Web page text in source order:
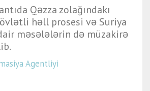
Qəzza zolağındakı
həll prosesi və Suriya
məsələlərin də müzakirə
Agentliyi